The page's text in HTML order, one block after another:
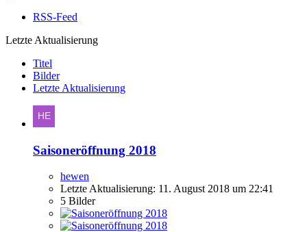
RSS-Feed
Letzte Aktualisierung
Titel
Bilder
Letzte Aktualisierung
Saisoneröffnung 2018
hewen
Letzte Aktualisierung: 11. August 2018 um 22:41
5 Bilder